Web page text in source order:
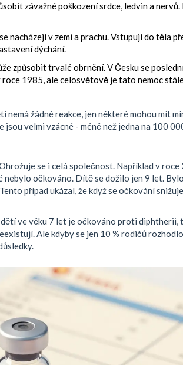
závažné poškození srdce, ledvin a
nacházejí v zemi a prachu. Vstupují do těla
dýchání.
způsobit trvalé obrnění. V Česku se
1985, ale celosvětově je tato nemoc
nemá žádné reakce, jen některé mohou mít
velmi vzácné - méně než jedna na 100
se i celá společnost. Například v
nebylo očkováno. Dítě se dožilo jen 9 let.
případ ukázal, že když se očkování
ve věku 7 let je očkováno proti diphtherii,
Ale kdyby se jen 10 % rodičů